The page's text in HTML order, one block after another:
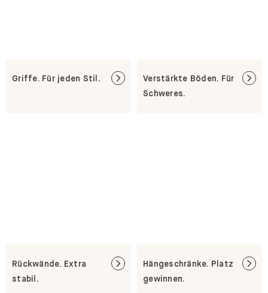
Griffe. Für jeden Stil.
Verstärkte Böden. Für
Schweres.
Rückwände. Extra
stabil.
Hängeschränke. Platz
gewinnen.